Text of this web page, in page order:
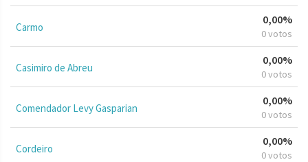
Carmo
0,00%
0 votos
Casimiro de Abreu
0,00%
0 votos
Comendador Levy Gasparian
0,00%
0 votos
Cordeiro
0,00%
0 votos